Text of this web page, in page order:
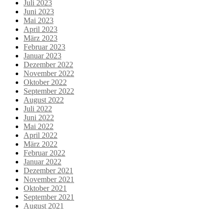
Juli 2023
Juni 2023
Mai 2023
April 2023
März 2023
Februar 2023
Januar 2023
Dezember 2022
November 2022
Oktober 2022
September 2022
August 2022
Juli 2022
Juni 2022
Mai 2022
April 2022
März 2022
Februar 2022
Januar 2022
Dezember 2021
November 2021
Oktober 2021
September 2021
August 2021